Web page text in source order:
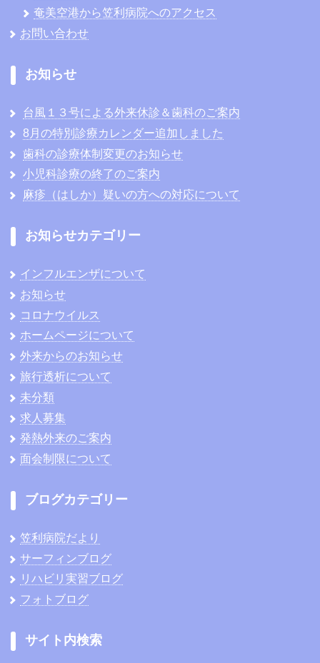
奄美空港から笠利病院へのアクセス
お問い合わせ
お知らせ
台風１３号による外来休診＆歯科のご案内
8月の特別診療カレンダー追加しました
歯科の診療体制変更のお知らせ
小児科診療の終了のご案内
麻疹（はしか）疑いの方への対応について
お知らせカテゴリー
インフルエンザについて
お知らせ
コロナウイルス
ホームページについて
外来からのお知らせ
旅行透析について
未分類
求人募集
発熱外来のご案内
面会制限について
ブログカテゴリー
笠利病院だより
サーフィンブログ
リハビリ実習ブログ
フォトブログ
サイト内検索